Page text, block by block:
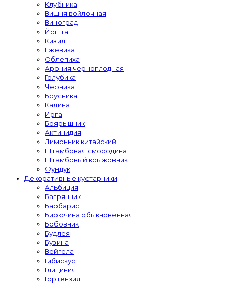
Клубника
Вишня войлочная
Виноград
Йошта
Кизил
Ежевика
Облепиха
Арония черноплодная
Голубика
Черника
Брусника
Калина
Ирга
Боярышник
Актинидия
Лимонник китайский
Штамбовая смородина
Штамбовый крыжовник
Фундук
Декоративные кустарники
Альбиция
Багрянник
Барбарис
Бирючина обыкновенная
Бобовник
Будлея
Бузина
Вейгела
Гибискус
Глициния
Гортензия